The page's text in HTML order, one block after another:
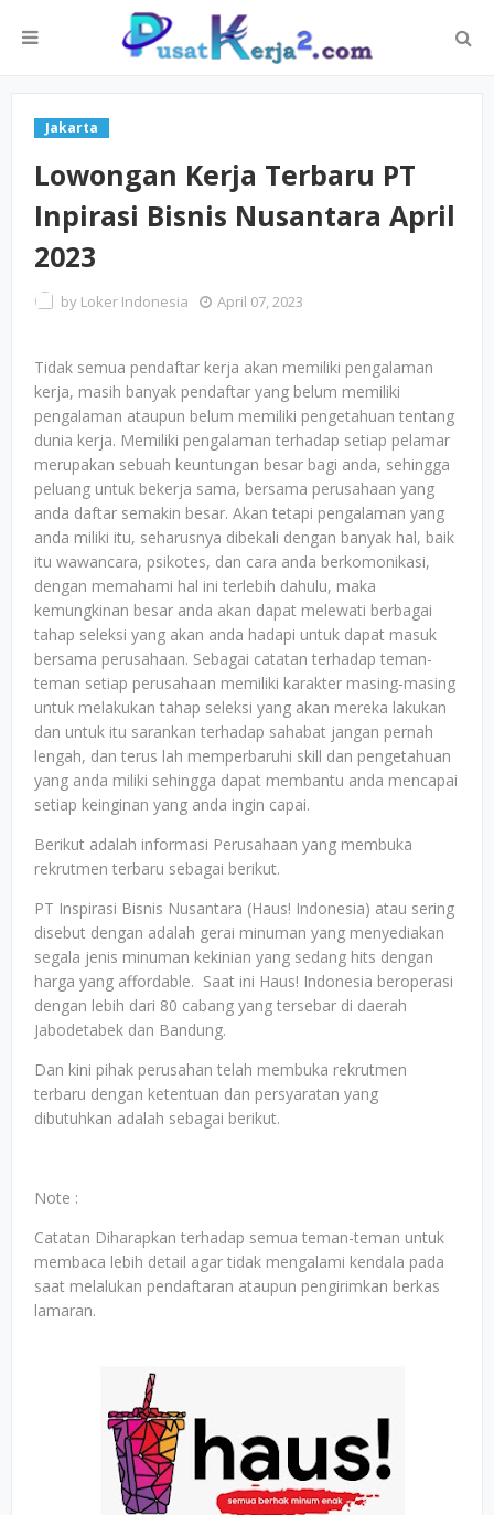
Jakarta
Lowongan Kerja Terbaru PT
Inpirasi Bisnis Nusantara April
2023
by Loker Indonesia April 07, 2023
Tidak semua pendaftar kerja akan memiliki pengalaman
kerja, masih banyak pendaftar yang belum memiliki
pengalaman ataupun belum memiliki pengetahuan tentang
dunia kerja. Memiliki pengalaman terhadap setiap pelamar
merupakan sebuah keuntungan besar bagi anda, sehingga
peluang untuk bekerja sama, bersama perusahaan yang
anda daftar semakin besar. Akan tetapi pengalaman yang
anda miliki itu, seharusnya dibekali dengan banyak hal, baik
itu wawancara, psikotes, dan cara anda berkomonikasi,
dengan memahami hal ini terlebih dahulu, maka
kemungkinan besar anda akan dapat melewati berbagai
tahap seleksi yang akan anda hadapi untuk dapat masuk
bersama perusahaan. Sebagai catatan terhadap teman-
teman setiap perusahaan memiliki karakter masing-masing
untuk melakukan tahap seleksi yang akan mereka lakukan
dan untuk itu sarankan terhadap sahabat jangan pernah
lengah, dan terus lah memperbaruhi skill dan pengetahuan
yang anda miliki sehingga dapat membantu anda mencapai
setiap keinginan yang anda ingin capai.
Berikut adalah informasi Perusahaan yang membuka
rekrutmen terbaru sebagai berikut.
PT Inspirasi Bisnis Nusantara (Haus! Indonesia) atau sering
disebut dengan adalah gerai minuman yang menyediakan
segala jenis minuman kekinian yang sedang hits dengan
harga yang affordable. Saat ini Haus! Indonesia beroperasi
dengan lebih dari 80 cabang yang tersebar di daerah
Jabodetabek dan Bandung.
Dan kini pihak perusahan telah membuka rekrutmen
terbaru dengan ketentuan dan persyaratan yang
dibutuhkan adalah sebagai berikut.
Note :
Catatan Diharapkan terhadap semua teman-teman untuk
membaca lebih detail agar tidak mengalami kendala pada
saat melalukan pendaftaran ataupun pengirimkan berkas
lamaran.